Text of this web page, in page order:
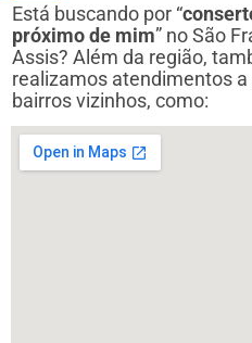
Está buscando por “
próximo de mim” no São
Assis? Além da região,
realizamos atendimentos
bairros vizinhos, como: